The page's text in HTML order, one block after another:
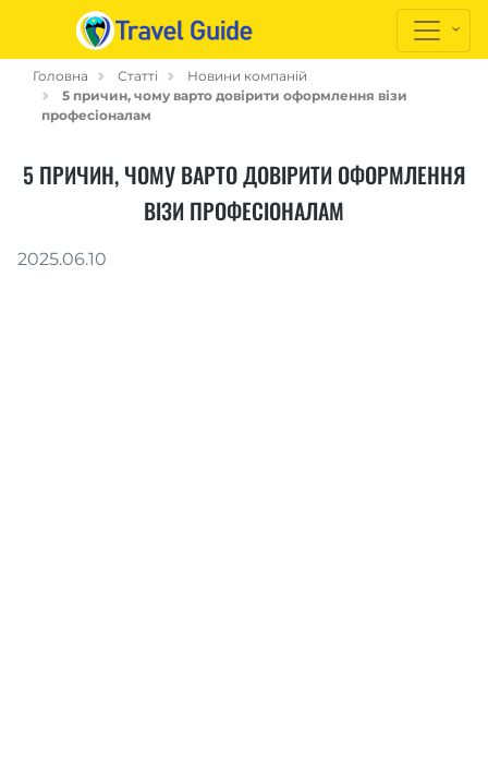
Головна Статті
Новини компаній
5 причин, чому варто довірити оформлення візи
професіоналам
5 ПРИЧИН, ЧОМУ ВАРТО ДОВІРИТИ ОФОРМЛЕННЯ
ВІЗИ ПРОФЕСІОНАЛАМ
2025.06.10